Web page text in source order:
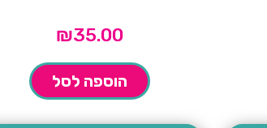
₪35.00
הוספה לסל